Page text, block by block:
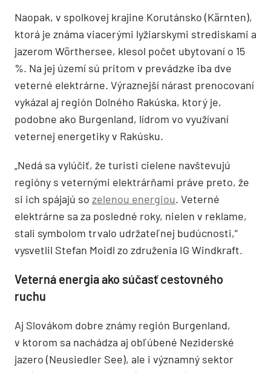
Naopak, v spolkovej krajine Korutánsko (Kärnten),
ktorá je známa viacerými lyžiarskymi strediskami a
jazerom Wörthersee, klesol počet ubytovaní o 15
%. Na jej území sú pritom v prevádzke iba dve
veterné elektrárne. Výraznejší nárast prenocovaní
vykázal aj región Dolného Rakúska, ktorý je,
podobne ako Burgenland, lídrom vo využívaní
veternej energetiky v Rakúsku.
„Nedá sa vylúčiť, že turisti cielene navštevujú
regióny s veternými elektrárňami práve preto, že
si ich spájajú so zelenou energiou. Veterné
elektrárne sa za posledné roky, nielen v reklame,
stali symbolom trvalo udržateľnej budúcnosti,“
vysvetlil Stefan Moidl zo združenia IG Windkraft.
Veterná energia ako súčasť cestovného
ruchu
Aj Slovákom dobre známy región Burgenland,
v ktorom sa nachádza aj obľúbené Neziderské
jazero (Neusiedler See), ale i významný sektor